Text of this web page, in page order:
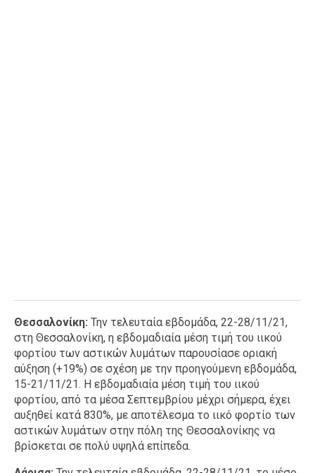
Θεσσαλονίκη: Την τελευταία εβδομάδα, 22-28/11/21,
στη Θεσσαλονίκη, η εβδομαδιαία μέση τιμή του ιικού
φορτίου των αστικών λυμάτων παρουσίασε οριακή
αύξηση (+19%) σε σχέση με την προηγούμενη εβδομάδα,
15-21/11/21. Η εβδομαδιαία μέση τιμή του ιικού
φορτίου, από τα μέσα Σεπτεμβρίου μέχρι σήμερα, έχει
αυξηθεί κατά 830%, με αποτέλεσμα το ιικό φορτίο των
αστικών λυμάτων στην πόλη της Θεσσαλονίκης να
βρίσκεται σε πολύ υψηλά επίπεδα.